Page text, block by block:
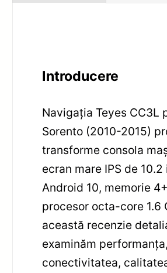
Introducere
Navigația Teyes CC3L
Sorento (2010-2015)
transforme consola
ecran mare IPS de 10.2
Android 10, memorie
procesor octa-core 1.6
această recenzie
examinăm performanța,
conectivitatea,